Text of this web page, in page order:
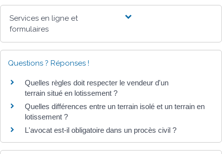
Services en ligne et
formulaires
Questions ? Réponses !
Quelles règles doit respecter le vendeur d'un
terrain situé en lotissement ?
Quelles différences entre un terrain isolé et un terrain en
lotissement ?
L'avocat est-il obligatoire dans un procès civil ?